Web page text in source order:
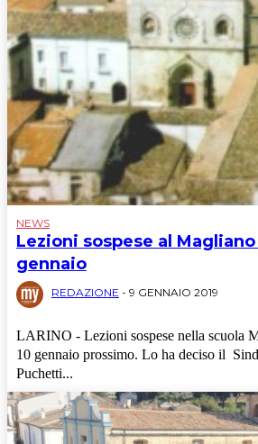
NEWS
Lezioni sospese al
gennaio
REDAZIONE - 9 GENNAIO 2019
LARINO - Lezioni sospese nella scuola
10 gennaio prossimo. Lo ha deciso il
Puchetti...